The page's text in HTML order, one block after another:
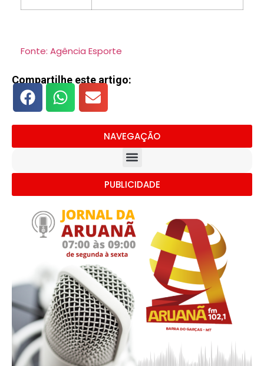
Fonte: Agência Esporte
Compartilhe este artigo:
NAVEGAÇÃO
PUBLICIDADE